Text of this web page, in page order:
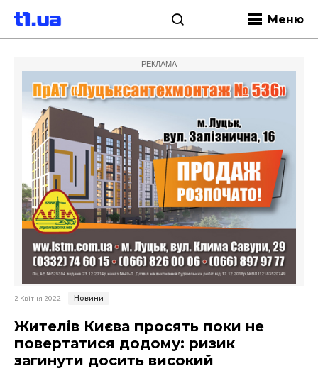
Меню
РЕКЛАМА
2 Квітня 2022 Новини
Жителів Києва просять поки не
повертатися додому: ризик
загинути досить високий